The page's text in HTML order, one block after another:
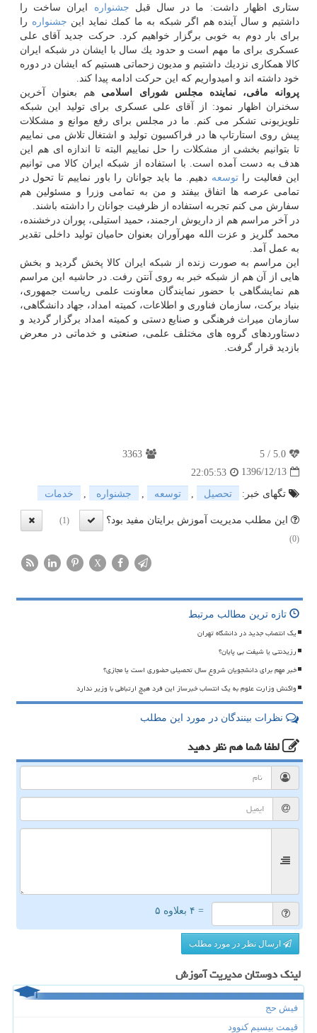
ستاری اظهار داشت: ما در سال قبل جشنواره ایران ساخت را
داشتیم و سال آینده هم اگر شبكه به ما كمك نماید این جشنواره را
برای بار دوم به خوبی برگزار خواهیم كرد. حركت جدید آقای علی
عسكری برای ما مهم است و حدود یك سال با ایشان در شبكه ایران
كالا همكاری نزدیك داشتیم و مدیون زحماتی هستیم كه ایشان در دوره
خود داشته اند و امیدواریم كه این حركت ادامه پیدا كند.
پروانه مافی، نماینده مجلس شورای اسلامی هم بعنوان آخرین
سخنران اظهار نمود: از آقای علی عسكری برای تولید این شبكه
تلویزیونی تشكر می كنم. ما در مجلس برای رفع موانع و مشكلات
پیش روی استارتاپ ها در فراكسیون تولید و اشتغال تلاش می نماییم
تا بتوانیم بخشی از مشكلات را حل نماییم البته تا اندازه ای هم این
هدف به دست آمده است. با استفاده از شبكه ایران كالا می توانیم
این فعالیت راتوسعه دهیم. ما باید جوانان را باور نماییم تا تحول در
تمامی عرصه ها اتفاق بیفتد و من به تمامی وزرا و مسئولین هم
سفارش می كنم تجربه استفاده از ظرفیت جوانان را داشته باشند.
در آخر مراسم هم از داریوش ارجمند، حمید استیلی، پوران درخشنده،
محمد گلریز و عزت الله مهرآوران بعنوان حامیان تولید داخلی تقدیر
به عمل آمد.
این مراسم به صورت زنده از شبكه ایران كالا پخش گردید و بخش
هایی از آن هم از شبكه خبر به روی آنتن رفت. در حاشیه این مراسم
هم نمایشگاهی با حضور نمایندگان معاونت علمی ریاست جمهوری،
بنیاد بركت، سازمان فناوری و اطلاعات، كمیته امداد، جهاد دانشگاهی،
سازمان میراث فرهنگی و صنایع دستی و كمیته امداد برگزار گردید و
دستاوردهای گروه های مختلف علمی، صنعتی و خدماتی در معرض
بازدید قرار گرفت.
5.0
/
5
3363
1396/12/13
22:05:53
تگهای خبر:
تحصیل , توسعه , جشنواره , خدمات
این مطلب مدیریت آموزش برایتان مفید بود؟
(1)
(0)
X
تازه ترین مطالب مرتبط
یک انتصاب جدید در دانشگاه تهران
رزیدنتی یا شیفت بی پایان؟
خبر مهم برای دانشجویان شروع سال تحصیلی حضوری است یا مجازی؟
واکنش وزارت علوم به یک انتساب خبرساز این فرد هیچ ارتباطی با وزیر ندارد
نظرات بینندگان در مورد این مطلب
لطفا شما همنظر دهید
= ۴ بعلاوه ۵
ارسال نظر در مورد مطلب
لینک دوستان مدیریت آموزش
فیش حج
قیمت بیسیم کنوود